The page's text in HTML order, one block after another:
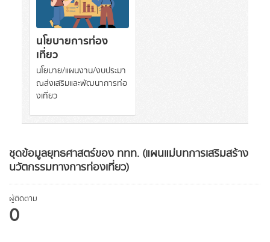
ชุดข้อมูลยุทธศาสตร์ของ ททท. (แผนแม่บทการเสริมสร้าง
นวัตกรรมทางการท่องเที่ยว)
ผู้ติดตาม
0
นโยบายการท่อง
เที่ยว
นโยบาย/แผนงาน/งบประมา
ณส่งเสริมและพัฒนาการท่อ
งเที่ยว